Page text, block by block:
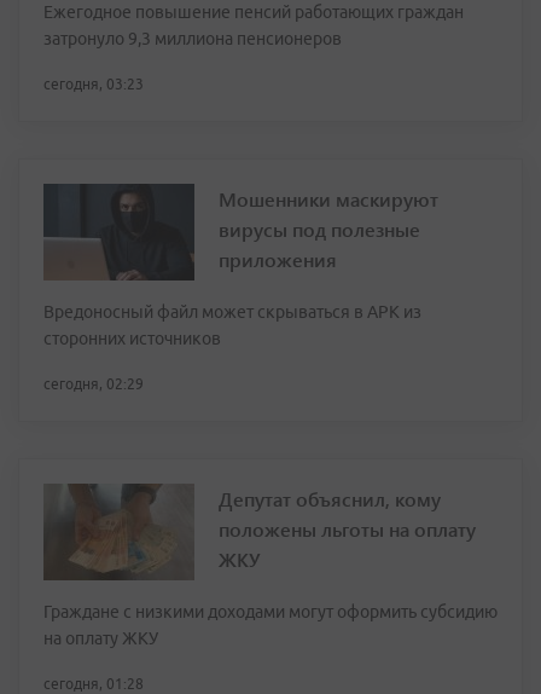
Ежегодное повышение пенсий работающих граждан
затронуло 9,3 миллиона пенсионеров
сегодня, 03:23
Мошенники маскируют
вирусы под полезные
приложения
Вредоносный файл может скрываться в APK из
сторонних источников
сегодня, 02:29
Депутат объяснил, кому
положены льготы на оплату
ЖКУ
Граждане с низкими доходами могут оформить субсидию
на оплату ЖКУ
сегодня, 01:28